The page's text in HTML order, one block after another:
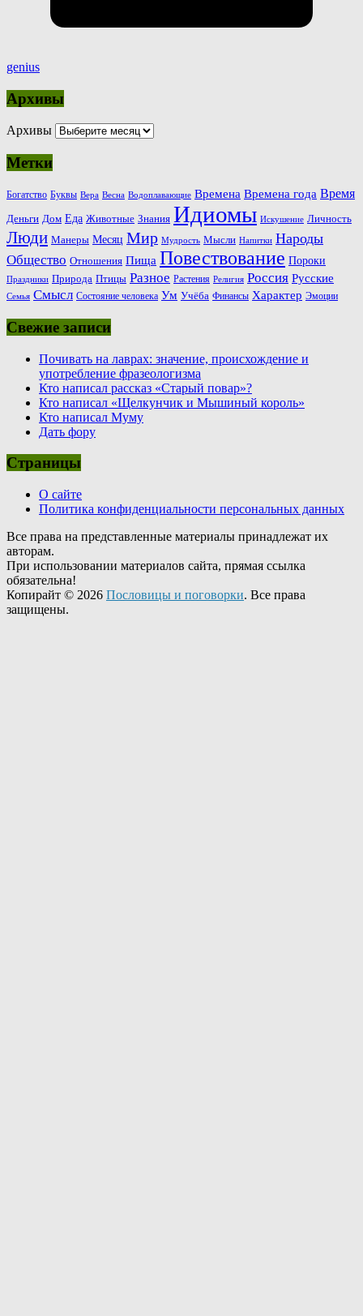
genius
Архивы
Архивы
Метки
Богатство Буквы Вера Весна Водоплавающие Времена Времена года Время
Деньги Дом Еда Животные Знания Идиомы Искушение Личность
Люди Манеры Месяц Мир Мудрость Мысли Напитки Народы
Общество Отношения Пища Повествование Пороки
Праздники Природа Птицы Разное Растения Религия Россия Русские
Семья Смысл Состояние человека Ум Учёба Финансы Характер Эмоции
Свежие записи
Почивать на лаврах: значение, происхождение и
употребление фразеологизма
Кто написал рассказ «Старый повар»?
Кто написал «Щелкунчик и Мышиный король»
Кто написал Муму
Дать фору
Страницы
О сайте
Политика конфиденциальности персональных данных
Все права на представленные материалы принадлежат их
авторам.
При использовании материалов сайта, прямая ссылка
обязательна!
Копирайт © 2026 Пословицы и поговорки. Все права
защищены.